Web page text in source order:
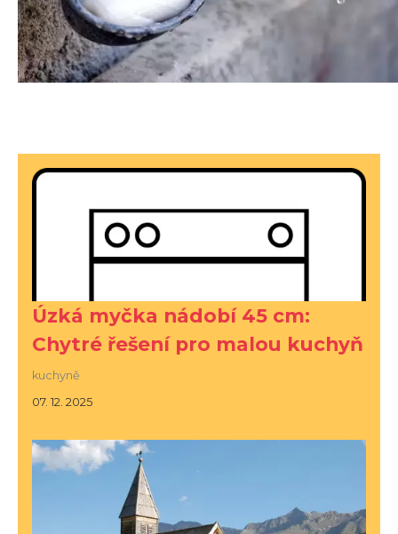
Úzká myčka nádobí 45 cm:
Chytré řešení pro malou kuchyň
kuchyně
07. 12. 2025